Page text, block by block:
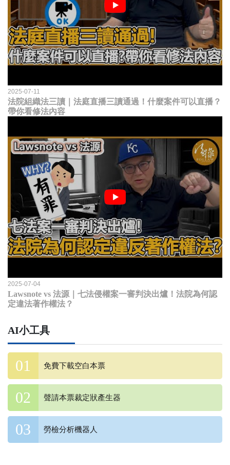
2025-07-11
法院組織法三讀｜法庭直播三讀通過！什麼案件可以直播？
帶你看修法內容
2025-07-04
Lawsnote vs 法源｜七法侵權案一審判決出爐！法院為何認
定違法著作權法？
AI小工具
免費下載空白本票
聲請本票裁定狀產生器
勞檢分析機器人